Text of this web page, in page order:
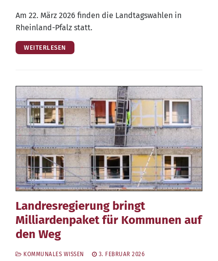
Am 22. März 2026 fin­den die Land­tags­wah­len in
Rhein­land-Pfalz statt.
WEITERLESEN
Landresregierung bringt
Milliardenpaket für Kommunen auf
den Weg
KOMMUNALES WISSEN
3. FEBRUAR 2026